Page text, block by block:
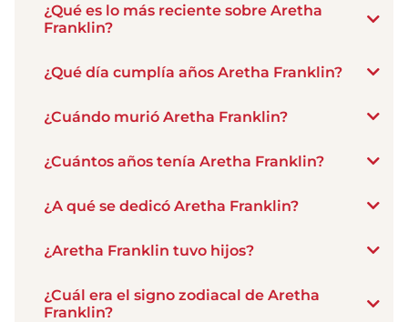
¿Qué es lo más reciente sobre Aretha
Franklin?
¿Qué día cumplía años Aretha Franklin?
¿Cuándo murió Aretha Franklin?
¿Cuántos años tenía Aretha Franklin?
¿A qué se dedicó Aretha Franklin?
¿Aretha Franklin tuvo hijos?
¿Cuál era el signo zodiacal de Aretha
Franklin?